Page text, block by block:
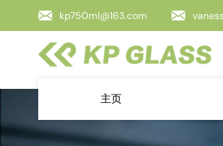
kp750ml@163.com
主页